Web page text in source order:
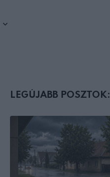
LEGÚJABB POSZTOK: